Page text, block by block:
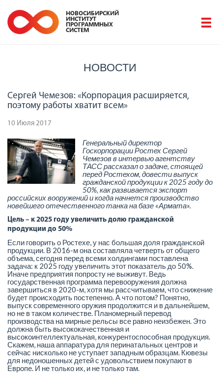
НОВОСТИ
Сергей Чемезов: «Корпорация расширяется,
поэтому работы хватит всем»
10 Июля 2017
Генеральный директор
Госкорпорации Ростех Сергей
Чемезов в интервью агентству
ТАСС рассказал о задаче, стоящей
перед Ростехом, довести выпуск
гражданской продукции к 2025 году до
50%, как развивается экспорт
российских вооружений и когда начнется производство
новейшего отечественного танка на базе «Армата».
Цель – к 2025 году увеличить долю гражданской
продукции до 50%
Если говорить о Ростехе, у нас большая доля гражданской
продукции. В 2016-м она составляла четверть от общего
объема, сегодня перед всеми холдингами поставлена
задача: к 2025 году увеличить этот показатель до 50%.
Иначе предприятия попросту не выживут. Ведь
государственная программа перевооружения должна
завершиться в 2020-м, хотя мы рассчитываем, что снижение
будет происходить постепенно. А что потом? Понятно,
выпуск современного оружия продолжится и в дальнейшем,
но не в таком количестве. Планомерный перевод
производства на мирные рельсы все равно неизбежен. Это
должна быть высококачественная и
высокоинтеллектуальная, конкурентоспособная продукция.
Скажем, наша аппаратура для перинатальных центров и
сейчас нисколько не уступает западным образцам. Кювезы
для недоношенных детей с удовольствием покупают в
Европе. И не только их, и не только там.